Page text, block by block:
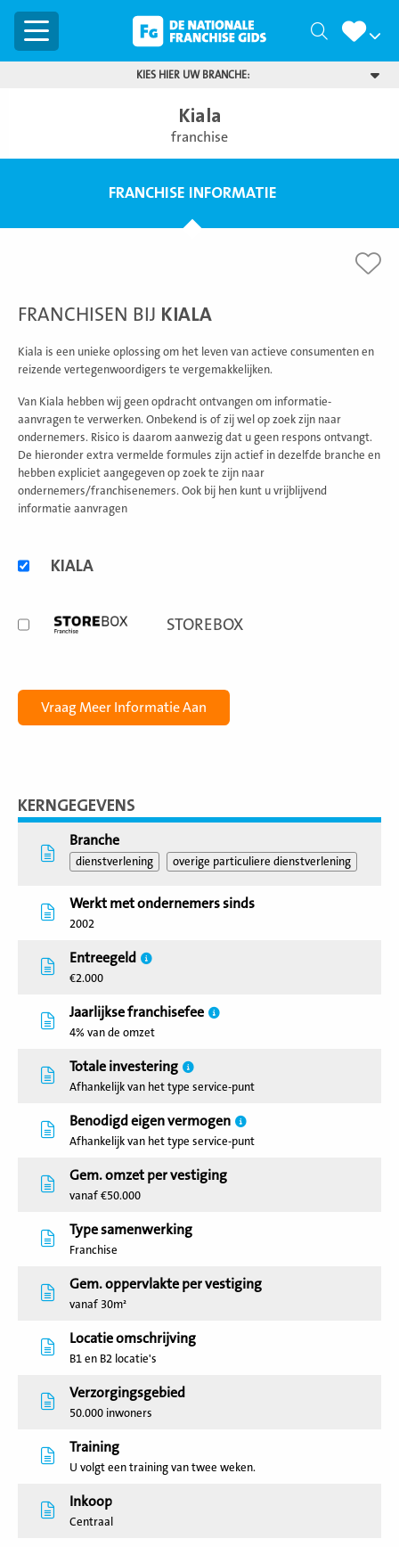
Menu Zoeken
KIES HIER UW BRANCHE:
Kiala
franchise
FRANCHISE INFORMATIE
FRANCHISEN BIJ KIALA
Kiala is een unieke oplossing om het leven van actieve consumenten en
reizende vertegenwoordigers te vergemakkelijken.
Van Kiala hebben wij geen opdracht ontvangen om informatie-
aanvragen te verwerken. Onbekend is of zij wel op zoek zijn naar
ondernemers. Risico is daarom aanwezig dat u geen respons ontvangt.
De hieronder extra vermelde formules zijn actief in dezelfde branche en
hebben expliciet aangegeven op zoek te zijn naar
ondernemers/franchisenemers. Ook bij hen kunt u vrijblijvend
informatie aanvragen
formulesKIALA
STOREBOX
KERNGEGEVENS
Branche
dienstverlening overige particuliere dienstverlening
Werkt met ondernemers sinds
2002
Entreegeld
€2.000
Jaarlijkse franchisefee
4% van de omzet
Totale investering
Afhankelijk van het type service-punt
Benodigd eigen vermogen
Afhankelijk van het type service-punt
Gem. omzet per vestiging
vanaf €50.000
Type samenwerking
Franchise
Gem. oppervlakte per vestiging
vanaf 30m²
Locatie omschrijving
B1 en B2 locatie's
Verzorgingsgebied
50.000 inwoners
Training
U volgt een training van twee weken.
Inkoop
Centraal